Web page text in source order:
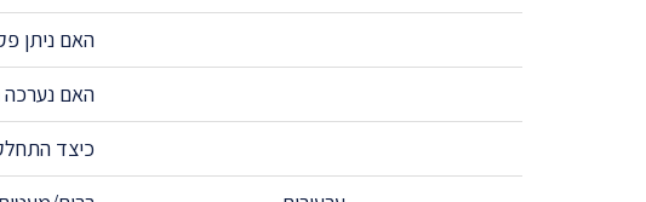
האם ניתן
האם נערכה
כיצד